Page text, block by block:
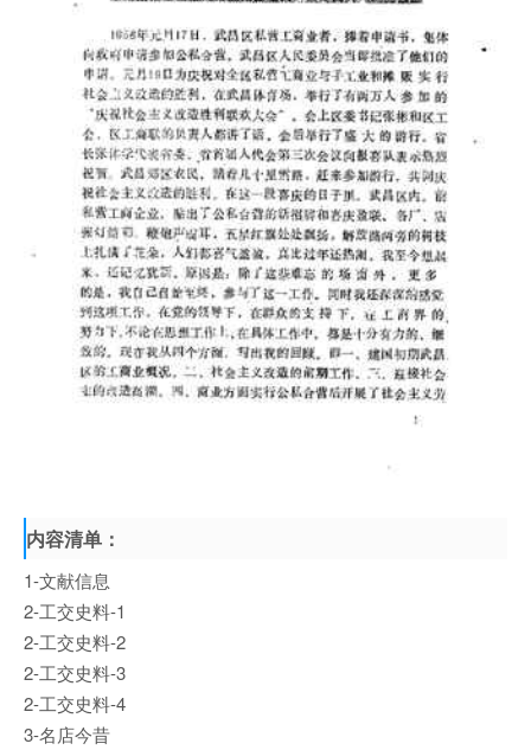
内容清单：
1-文献信息
2-工交史料-1
2-工交史料-2
2-工交史料-3
2-工交史料-4
3-名店今昔